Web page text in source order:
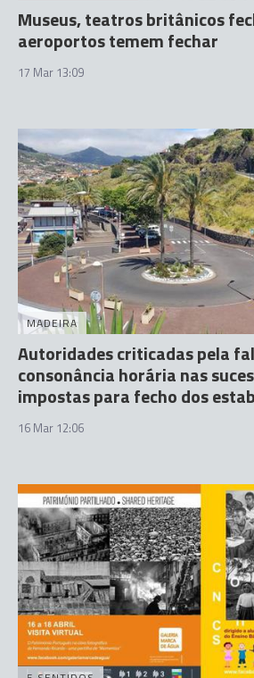
Museus, teatros britânicos
aeroportos temem fechar
17 Mar 13:09
MADEIRA
Autoridades criticadas pela
consonância horária nas
impostas para fecho dos
16 Mar 12:06